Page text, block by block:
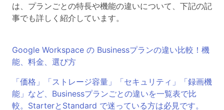
は、プランごとの特長や機能の違いについて、下記の記
事でも詳しく紹介しています。
Google Workspace の Businessプランの違い比較！機
能、料金、選び方
「価格」「ストレージ容量」「セキュリティ」「録画機
能」など、Businessプランごとの違いを一覧表で比
較。StarterとStandard で迷っている方は必見です。